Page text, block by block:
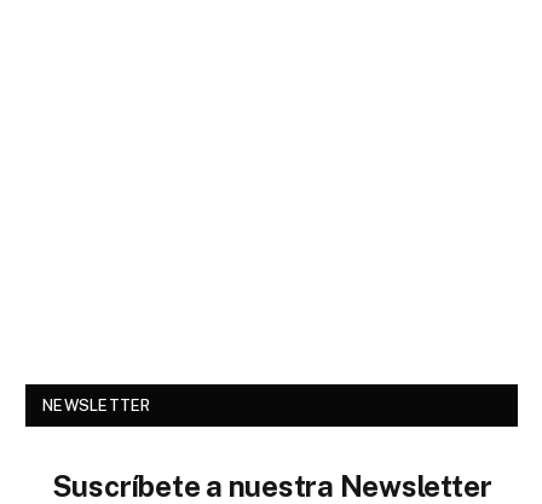
NEWSLETTER
Suscríbete a nuestra Newsletter